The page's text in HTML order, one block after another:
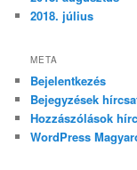
2018. július
META
Bejelentkezés
Bejegyzések
Hozzászólások
WordPress